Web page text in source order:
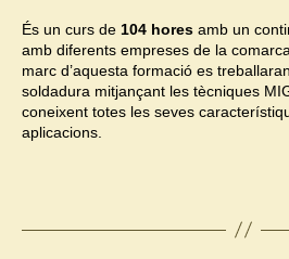
És un curs de 104 hores amb un
amb diferents empreses de la
marc d’aquesta formació es
soldadura mitjançant les tècniques
coneixent totes les seves
aplicacions.